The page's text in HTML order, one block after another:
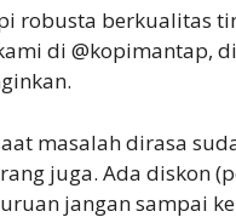
robusta berkualitas
di @kopimantap,
masalah dirasa
juga. Ada diskon
jangan sampai